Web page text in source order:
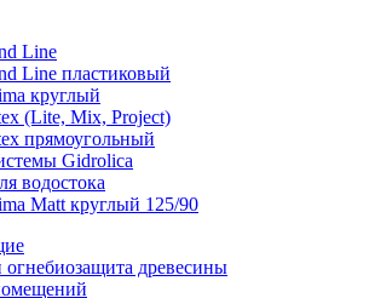
Line
Line пластиковый
круглый
(Lite, Mix, Project)
прямоугольный
Gidrolica
водостока
Matt круглый 125/90
древесины